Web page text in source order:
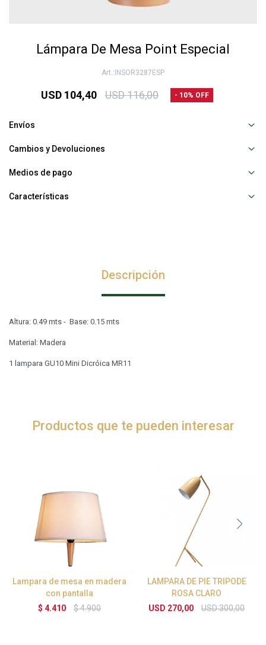
Lámpara De Mesa Point Especial
INSOR3287ESP
USD 104,40 USD116,00 10
Envíos
Cambios y Devoluciones
Medios de pago
Características
Descripción
Altura: 0.49 mts - Base: 0.15 mts
Material: Madera
1 lampara GU10 Mini Dicróica MR11
Productos que te pueden interesar
Lampara de mesa en madera
con pantalla
$ 4.410 $4.900
LAMPARA DE PIE TRIPODE
ROSA CLARO
USD 270,00 USD300,00